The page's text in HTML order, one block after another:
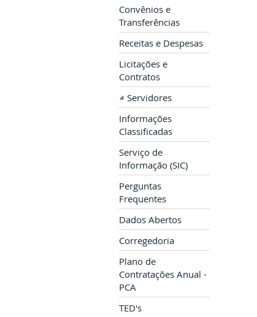
Convênios e
Transferências
Receitas e Despesas
Licitações e
Contratos
Servidores
Informações
Classificadas
Serviço de
Informação (SIC)
Perguntas
Frequentes
Dados Abertos
Corregedoria
Plano de
Contratações Anual -
PCA
TED's